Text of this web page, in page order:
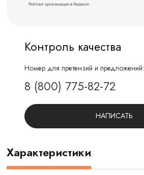
Контроль качества
Номер для претензий и предложений:
8 (800) 775-82-72
НАПИСАТЬ
Характеристики